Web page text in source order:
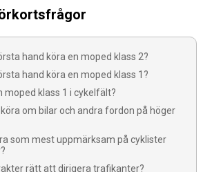
hand köra en moped klass 2?
hand köra en moped klass 1?
moped klass 1 i cykelfält?
om bilar och andra fordon på höger
som mest uppmärksam på cyklister
rätt att dirigera trafikanter?